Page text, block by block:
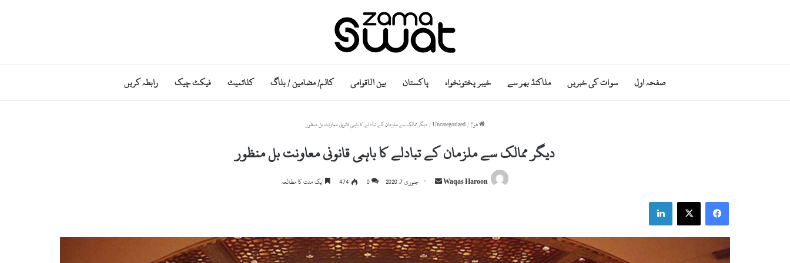
صفحہ اول سوات کی خبریں ملاکنڈ بھر سے خیبر پختونخواہ پاکستان بین الاقوامی کالم/ مضامین / بلاگ کلائمیٹ فیکٹ چیک رابطہ کریں
ھوم/
Uncategorized
/دیگر ممالک سے ملزمان کے تبادلے کا باہمی قانونی معاونت بل منظور
دیگر ممالک سے ملزمان کے تبادلے کا باہمی قانونی معاونت بل منظور
Waqas Haroon
a
n
جنوری 7, 2020 0
474 ایک منٹ کا مطالعہ
Facebook
X